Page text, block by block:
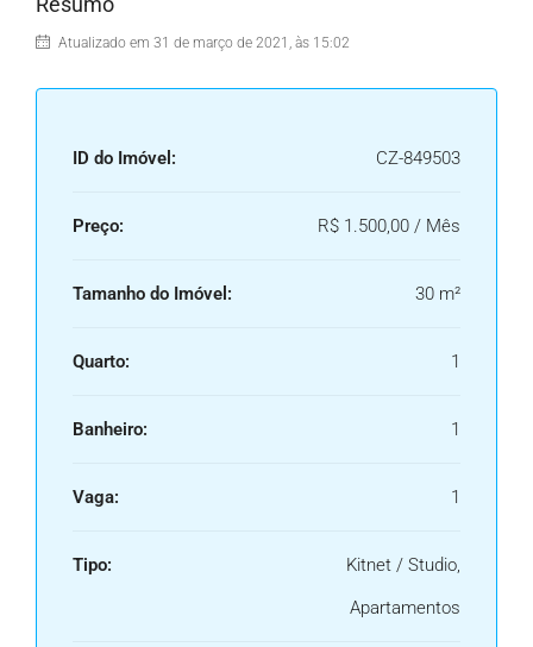
Atualizado em 31 de março de 2021, às 15:02
ID do Imóvel: CZ-849503
Preço: R$ 1.500,00 / Mês
Tamanho do Imóvel: 30 m²
Quarto: 1
Banheiro: 1
Vaga: 1
Tipo:
Kitnet / Studio,
Apartamentos